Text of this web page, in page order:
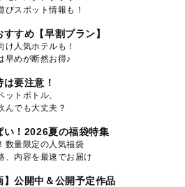
びスポット情報も！
すめ【早割プラン】
け人気ホテルも！
早めが断然お得♪
要注意！
ットボトル、
んでも大丈夫？
い！2026夏の福袋特集
数量限定の人気福袋
、内容を最速でお届け
】公開中＆公開予定作品